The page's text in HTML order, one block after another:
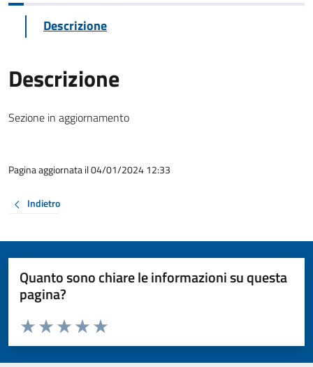
Descrizione
Descrizione
Sezione in aggiornamento
Pagina aggiornata il 04/01/2024 12:33
Indietro
Quanto sono chiare le informazioni su questa
pagina?
Valuta da 1 a 5 stelle la pagina
Valuta 5 stelle su 5
Valuta 4 stelle su 5
Valuta 3 stelle su 5
Valuta 2 stelle su 5
Valuta 1 stelle su 5